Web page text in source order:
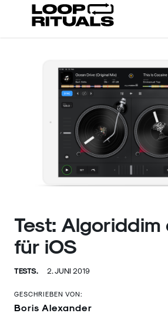
Test: Algoriddim
für iOS
TESTS. 2. JUNI 2019
GESCHRIEBEN VON:
Boris Alexander